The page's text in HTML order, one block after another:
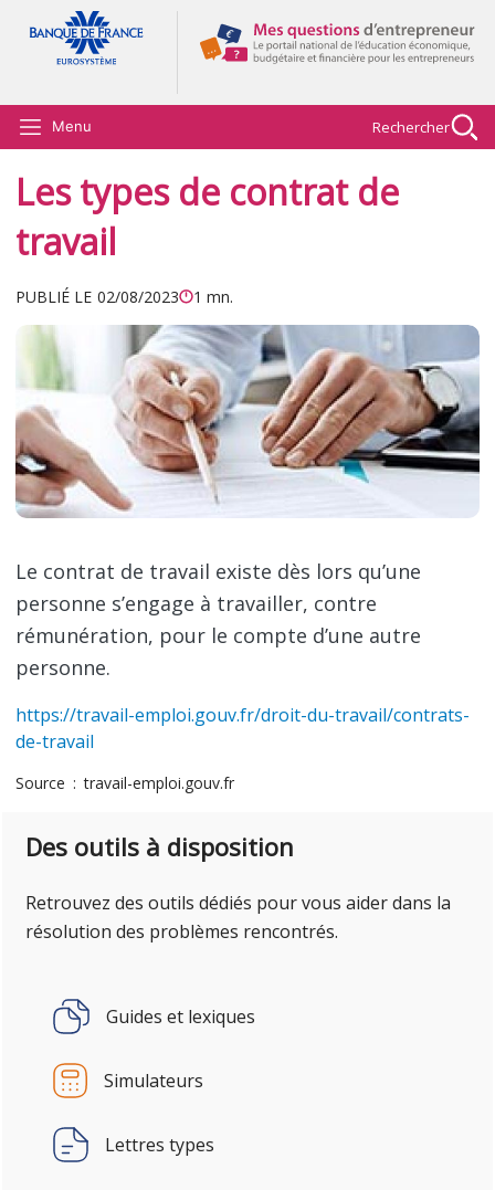
Aller au contenu principal
Menu Rechercher
Les types de contrat de
travail
PUBLIÉ LE 02/08/2023 1 mn.
Le contrat de travail existe dès lors qu’une
personne s’engage à travailler, contre
rémunération, pour le compte d’une autre
personne.
https://travail-emploi.gouv.fr/droit-du-travail/contrats-
de-travail
Source travail-emploi.gouv.fr
Des outils à disposition
Retrouvez des outils dédiés pour vous aider dans la
résolution des problèmes rencontrés.
Guides et lexiques
Simulateurs
Lettres types